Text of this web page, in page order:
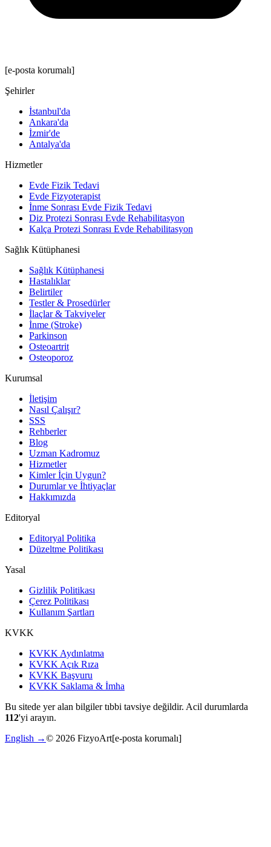
[e-posta korumalı]
Şehirler
İstanbul'da
Ankara'da
İzmir'de
Antalya'da
Hizmetler
Evde Fizik Tedavi
Evde Fizyoterapist
İnme Sonrası Evde Fizik Tedavi
Diz Protezi Sonrası Evde Rehabilitasyon
Kalça Protezi Sonrası Evde Rehabilitasyon
Sağlık Kütüphanesi
Sağlık Kütüphanesi
Hastalıklar
Belirtiler
Testler & Prosedürler
İlaçlar & Takviyeler
İnme (Stroke)
Parkinson
Osteoartrit
Osteoporoz
Kurumsal
İletişim
Nasıl Çalışır?
SSS
Rehberler
Blog
Uzman Kadromuz
Hizmetler
Kimler İçin Uygun?
Durumlar ve İhtiyaçlar
Hakkımızda
Editoryal
Editoryal Politika
Düzeltme Politikası
Yasal
Gizlilik Politikası
Çerez Politikası
Kullanım Şartları
KVKK
KVKK Aydınlatma
KVKK Açık Rıza
KVKK Başvuru
KVKK Saklama & İmha
Bu sitede yer alan bilgiler tıbbi tavsiye değildir. Acil durumlarda
112'yi arayın.
English →© 2026 FizyoArt[e-posta korumalı]